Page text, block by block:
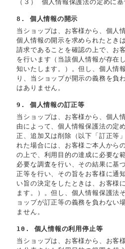
（３） 個人情報保護法の定めに
8. 個人情報の開示
当ショップは、お客様から、個人
個人情報の開示を求められたとき
請求であることを確認の上で、お
を行います（当該個人情報が存在
知いたします。）。但し、個人情
り、当ショップが開示の義務を負
はありません。
9. 個人情報の訂正等
当ショップは、お客様から、個人
由によって、個人情報保護法の定
正、追加又は削除（以下「訂正等
れた場合には、お客様ご本人から
の上で、利用目的の達成に必要な
必要な調査を行い、その結果に基
正等を行い、その旨をお客様に通
い旨の決定をしたときは、お客様
ます。）。但し、個人情報保護法
ョップが訂正等の義務を負わない
ません。
10. 個人情報の利用停止等
当ショップは、お客様から、お客